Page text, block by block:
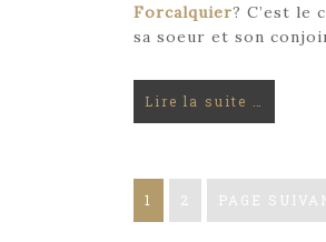
Forcalquier? C’est le
sa soeur et son
Lire la suite …
1 2 PAGE